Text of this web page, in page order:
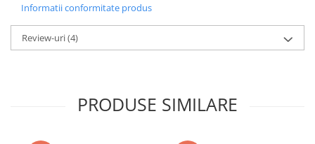
Informatii conformitate produs
Review-uri(4)
PRODUSE SIMILARE